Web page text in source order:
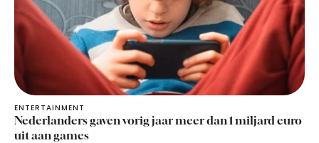
ENTERTAINMENT
Nederlanders gaven vorig jaar meer dan 1 miljard euro
uit aan games